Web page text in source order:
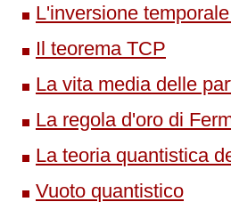
L'inversione
Il teorema TCP
La vita media delle
La regola d'oro di
La teoria quantistica
Vuoto quantistico